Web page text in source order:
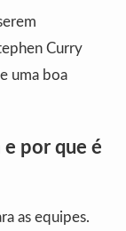
Curry
uma boa
por que é
as equipes.